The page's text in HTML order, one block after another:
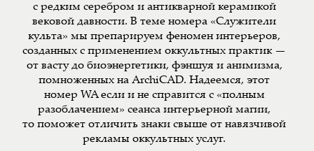
с редким серебром и антикварной керамикой
вековой давности. В теме номера «Служители
культа» мы препарируем феномен интерьеров,
созданных с применением оккультных практик —
от васту до биоэнергетики, фэншуя и анимизма,
помноженных на ArchiCAD. Надеемся, этот
номер WA если и не справится с «полным
разоблачением» сеанса интерьерной магии,
то поможет отличить знаки свыше от навязчивой
рекламы оккультных услуг.